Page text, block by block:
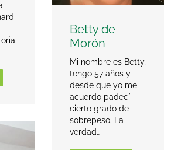
Betty de
Morón
Mi nombre es Betty,
tengo 57 años y
desde que yo me
acuerdo padecí
cierto grado de
sobrepeso. La
verdad…